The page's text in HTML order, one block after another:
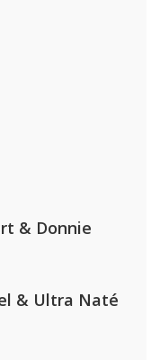
& Donnie
& Ultra Naté